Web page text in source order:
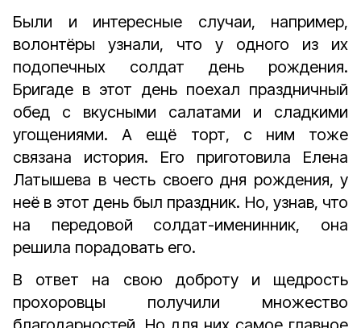
Были и интересные случаи, например,
волонтёры узнали, что у одного из их
подопечных солдат день рождения.
Бригаде в этот день поехал праздничный
обед с вкусными салатами и сладкими
угощениями. А ещё торт, с ним тоже
связана история. Его приготовила Елена
Латышева в честь своего дня рождения, у
неё в этот день был праздник. Но, узнав, что
на передовой солдат-именинник, она
решила порадовать его.
В ответ на свою доброту и щедрость
прохоровцы получили множество